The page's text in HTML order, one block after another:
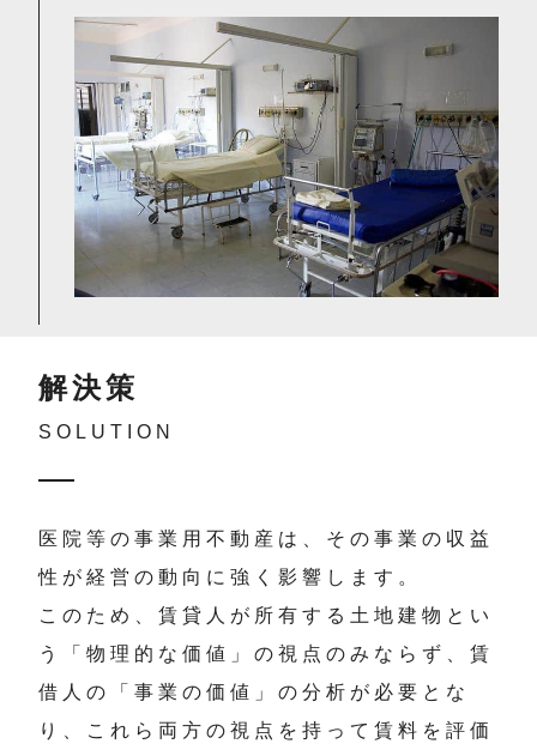
解決策
SOLUTION
医院等の事業用不動産は、その事業の収益
性が経営の動向に強く影響します。
このため、賃貸人が所有する土地建物とい
う「物理的な価値」の視点のみならず、賃
借人の「事業の価値」の分析が必要とな
り、これら両方の視点を持って賃料を評価